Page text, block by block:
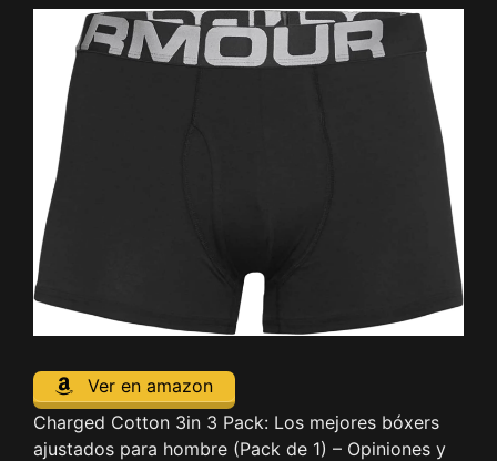
Ver en amazon
Charged Cotton 3in 3 Pack: Los mejores bóxers
ajustados para hombre (Pack de 1) – Opiniones y